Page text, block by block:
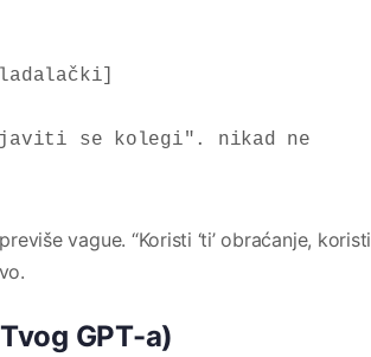
i javiti se kolegi". nikad ne
vague. “Koristi ‘ti’ obraćanje, koristi
GPT-a)